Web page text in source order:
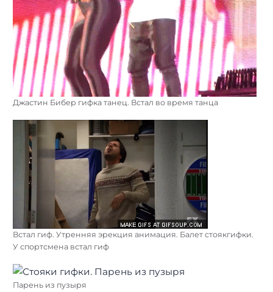
Джастин Бибер гифка танец. Встал во время танца
Встал гиф. Утренняя эрекция анимация. Балет стоякгифки.
У спортсмена встал гиф
Парень из пузыря